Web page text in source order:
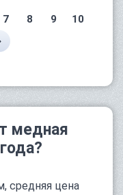
7 8 9
10
медная
средняя цена